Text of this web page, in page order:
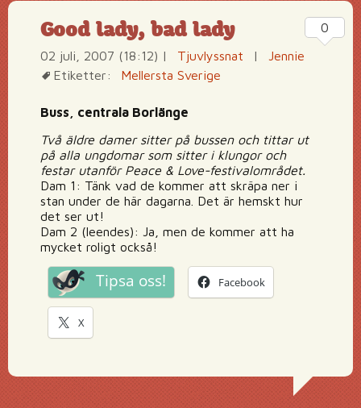
Good lady, bad lady
02 juli, 2007 (18:12) | Tjuvlyssnat |
Jennie
Etiketter:
Mellersta Sverige
Buss, centrala Borlänge
Två äldre damer sitter på bussen och tittar ut
på alla ungdomar som sitter i klungor och
festar utanför Peace & Love-festivalområdet.
Dam 1: Tänk vad de kommer att skräpa ner i
stan under de här dagarna. Det är hemskt hur
det ser ut!
Dam 2 (leendes): Ja, men de kommer att ha
mycket roligt också!
Tipsa oss! Facebook
X
0